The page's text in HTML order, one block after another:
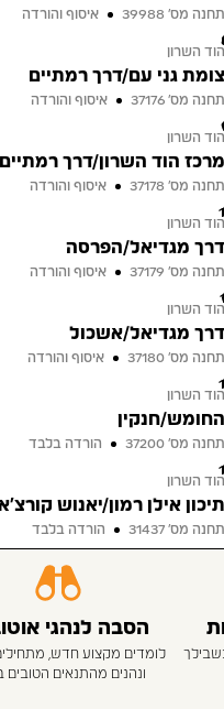
תחנה מס׳ 39988
איסוף והורדה
השרון
צומת גני עם/דרך רמתיים
תחנה מס׳ 37176
איסוף והורדה
השרון
מרכז הוד השרון/דרך רמתיים
תחנה מס׳ 37178
איסוף והורדה
השרון
דרך מגדיאל/הפרסה
תחנה מס׳ 37179
איסוף והורדה
השרון
דרך מגדיאל/אשכול
תחנה מס׳ 37180
איסוף והורדה
השרון
החומש/חנקין
תחנה מס׳ 37200
הורדה בלבד
השרון
תיכון אילן רמון/יאנוש
תחנה מס׳ 31437 הורדה בלבד
הסבה לנהגי
לומדים מקצוע חדש,
ונהנים מהתנאים הטובים